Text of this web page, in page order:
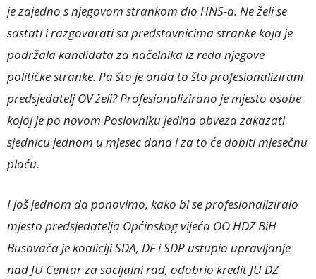
je zajedno s njegovom strankom dio HNS-a. Ne želi se
sastati i razgovarati sa predstavnicima stranke koja je
podržala kandidata za načelnika iz reda njegove
političke stranke. Pa što je onda to što profesionalizirani
predsjedatelj OV želi? Profesionalizirano je mjesto osobe
kojoj je po novom Poslovniku jedina obveza zakazati
sjednicu jednom u mjesec dana i za to će dobiti mjesečnu
plaću.
I još jednom da ponovimo, kako bi se profesionaliziralo
mjesto predsjedatelja Općinskog vijeća OO HDZ BiH
Busovača je koaliciji SDA, DF i SDP ustupio upravljanje
nad JU Centar za socijalni rad, odobrio kredit JU DZ